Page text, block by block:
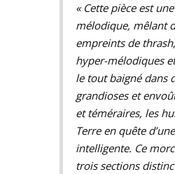
« Cette pièce est
mélodique, mêlant
empreints de
hyper-mélodiques
le tout baigné dans
grandioses et
et téméraires, les
Terre en quête
intelligente. Ce
trois sections